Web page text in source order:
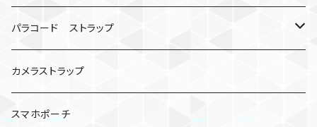
シャックル
数珠
ベルトループ
クボタン
キーケース
iPhone
カナビラウォッチ
腕時計
アップルウォッチ
パラコード ストラップ
サバイバルツール
カメラストラップ
スマホポーチ